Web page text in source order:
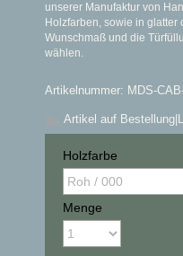
unserer Manufaktur von
Holzfarben, sowie in glatter
Wunschmaß und die
wählen.
Artikelnummer: MDS-
Artikel auf Bestellung
Holzfarbe
Menge